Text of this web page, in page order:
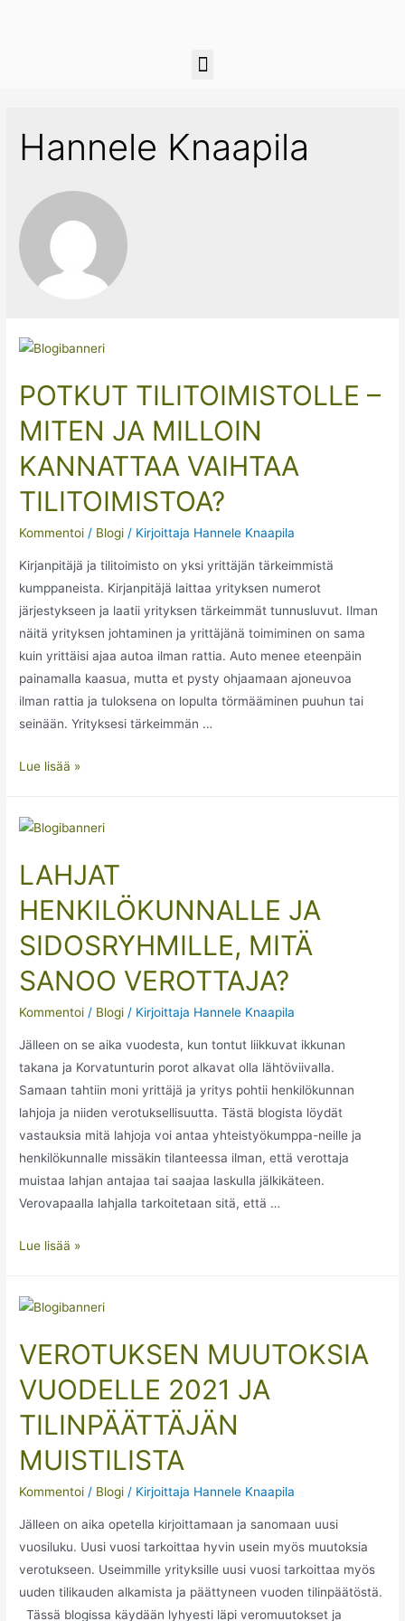
Hannele Knaapila
POTKUT TILITOIMISTOLLE –
MITEN JA MILLOIN
KANNATTAA VAIHTAA
TILITOIMISTOA?
Kommentoi / Blogi / Kirjoittaja Hannele Knaapila
Kirjanpitäjä ja tilitoimisto on yksi yrittäjän tärkeimmistä
kumppaneista. Kirjanpitäjä laittaa yrityksen numerot
järjestykseen ja laatii yrityksen tärkeimmät tunnusluvut. Ilman
näitä yrityksen johtaminen ja yrittäjänä toimiminen on sama
kuin yrittäisi ajaa autoa ilman rattia. Auto menee eteenpäin
painamalla kaasua, mutta et pysty ohjaamaan ajoneuvoa
ilman rattia ja tuloksena on lopulta törmääminen puuhun tai
seinään. Yrityksesi tärkeimmän …
Lue lisää »
LAHJAT
HENKILÖKUNNALLE JA
SIDOSRYHMILLE, MITÄ
SANOO VEROTTAJA?
Kommentoi / Blogi / Kirjoittaja Hannele Knaapila
Jälleen on se aika vuodesta, kun tontut liikkuvat ikkunan
takana ja Korvatunturin porot alkavat olla lähtöviivalla.
Samaan tahtiin moni yrittäjä ja yritys pohtii henkilökunnan
lahjoja ja niiden verotuksellisuutta. Tästä blogista löydät
vastauksia mitä lahjoja voi antaa yhteistyökumppa-neille ja
henkilökunnalle missäkin tilanteessa ilman, että verottaja
muistaa lahjan antajaa tai saajaa laskulla jälkikäteen.
Verovapaalla lahjalla tarkoitetaan sitä, että …
Lue lisää »
VEROTUKSEN MUUTOKSIA
VUODELLE 2021 JA
TILINPÄÄTTÄJÄN
MUISTILISTA
Kommentoi / Blogi / Kirjoittaja Hannele Knaapila
Jälleen on aika opetella kirjoittamaan ja sanomaan uusi
vuosiluku. Uusi vuosi tarkoittaa hyvin usein myös muutoksia
verotukseen. Useimmille yrityksille uusi vuosi tarkoittaa myös
uuden tilikauden alkamista ja päättyneen vuoden tilinpäätöstä.
Tässä blogissa käydään lyhyesti läpi veromuutokset ja